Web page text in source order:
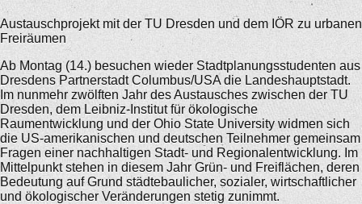
Austauschprojekt mit der TU Dresden und dem IÖR zu urbanen
Freiräumen
Ab Montag (14.) besuchen wieder Stadtplanungsstudenten aus
Dresdens Partnerstadt Columbus/USA die Landeshauptstadt.
Im nunmehr zwölften Jahr des Austausches zwischen der TU
Dresden, dem Leibniz-Institut für ökologische
Raumentwicklung und der Ohio State University widmen sich
die US-amerikanischen und deutschen Teilnehmer gemeinsam
Fragen einer nachhaltigen Stadt- und Regionalentwicklung. Im
Mittelpunkt stehen in diesem Jahr Grün- und Freiflächen, deren
Bedeutung auf Grund städtebaulicher, sozialer, wirtschaftlicher
und ökologischer Veränderungen stetig zunimmt.